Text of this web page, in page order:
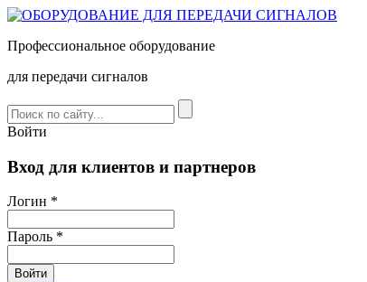
Профессиональное оборудование
для передачи сигналов
Войти
Вход для клиентов и партнеров
Логин *
Пароль *